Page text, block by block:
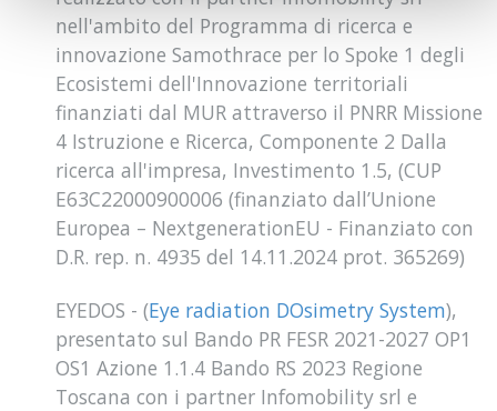
nell'ambito del Programma di ricerca e
innovazione Samothrace per lo Spoke 1 degli
Ecosistemi dell'Innovazione territoriali
finanziati dal MUR attraverso il PNRR Missione
4 Istruzione e Ricerca, Componente 2 Dalla
ricerca all'impresa, Investimento 1.5, (CUP
E63C22000900006 (finanziato dall’Unione
Europea – NextgenerationEU - Finanziato con
D.R. rep. n. 4935 del 14.11.2024 prot. 365269)
EYEDOS - (Eye radiation DOsimetry System),
presentato sul Bando PR FESR 2021-2027 OP1
OS1 Azione 1.1.4 Bando RS 2023 Regione
Toscana con i partner Infomobility srl e